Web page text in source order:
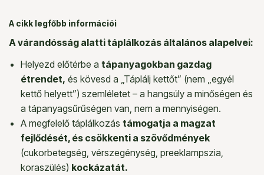
A cikk legfőbb információi
A várandósság alatti táplálkozás általános alapelvei:
Helyezd előtérbe a tápanyagokban gazdag
étrendet, és kövesd a „Táplálj kettőt” (nem „egyél
kettő helyett”) szemléletet – a hangsúly a minőségen és
a tápanyagsűrűségen van, nem a mennyiségen.
A megfelelő táplálkozás támogatja a magzat
fejlődését, és csökkenti a szövődmények
(cukorbetegség, vérszegénység, preeklampszia,
koraszülés) kockázatát.